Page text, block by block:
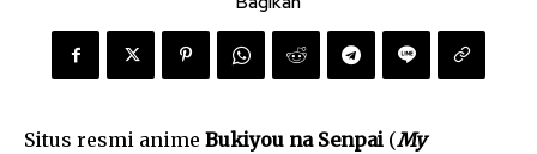
Situs resmi anime Bukiyou na Senpai (My